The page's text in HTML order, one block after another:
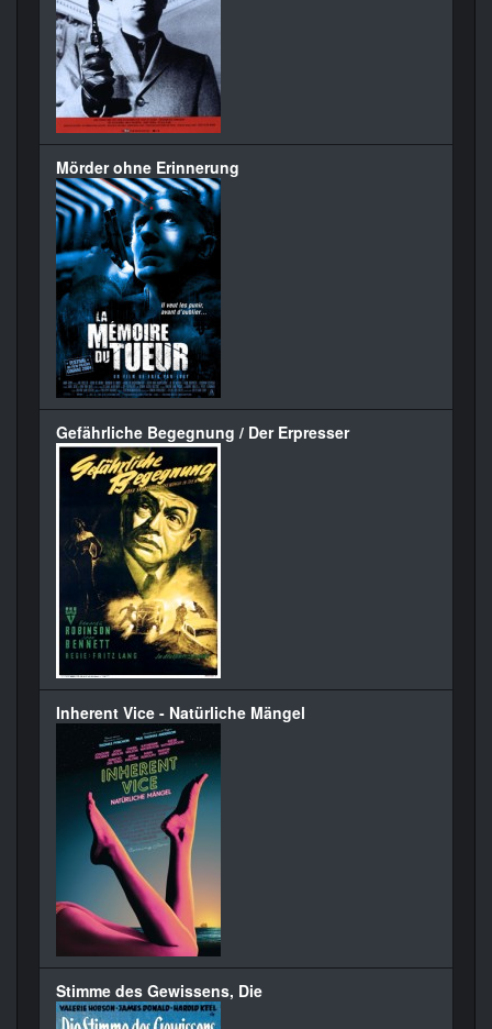
Mörder ohne Erinnerung
Gefährliche Begegnung / Der Erpresser
Inherent Vice - Natürliche Mängel
Stimme des Gewissens, Die